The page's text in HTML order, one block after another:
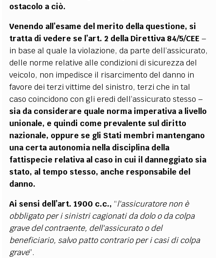
ostacolo a ciò.
Venendo all’esame del merito della questione, si
tratta di vedere se l’art. 2 della Direttiva 84/5/CEE –
in base al quale la violazione, da parte dell’assicurato,
delle norme relative alle condizioni di sicurezza del
veicolo, non impedisce il risarcimento del danno in
favore dei terzi vittime del sinistro, terzi che in tal
caso coincidono con gli eredi dell’assicurato stesso –
sia da considerare quale norma imperativa a livello
unionale, e quindi come prevalente sul diritto
nazionale, oppure se gli Stati membri mantengano
una certa autonomia nella disciplina della
fattispecie relativa al caso in cui il danneggiato sia
stato, al tempo stesso, anche responsabile del
danno.
Ai sensi dell’art. 1900 c.c., “l'assicuratore non è
obbligato per i sinistri cagionati da dolo o da colpa
grave del contraente, dell'assicurato o del
beneficiario, salvo patto contrario per i casi di colpa
grave”.